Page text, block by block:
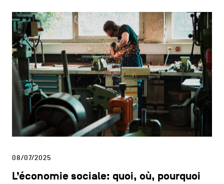
08/07/2025
L’économie sociale: quoi, où, pourquoi